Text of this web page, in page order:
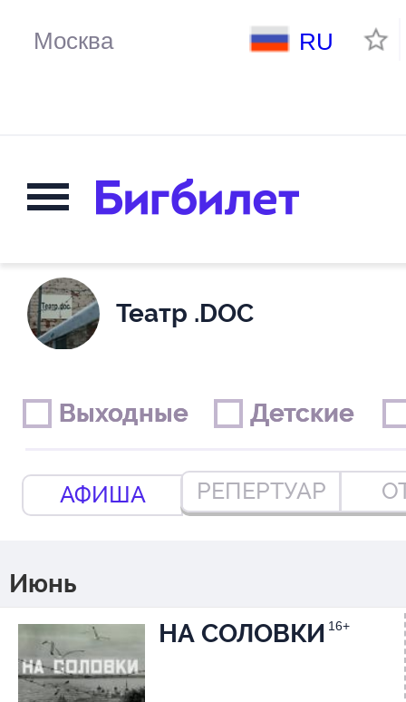
RU
Театр .DOC
АФИША РЕПЕРТУАР
Выходные
Выходные Детские
Детские
Июнь
НА СОЛОВКИ 16+